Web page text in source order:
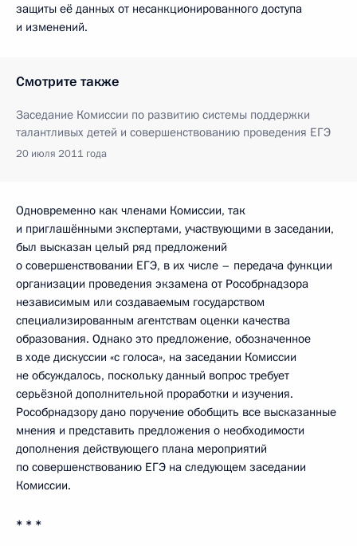
защиты её данных от несанкционированного доступа
и изменений.
Смотрите также
Заседание Комиссии по развитию системы поддержки
талантливых детей и совершенствованию проведения ЕГЭ
20 июля 2011 года
Одновременно как членами Комиссии, так
и приглашёнными экспертами, участвующими в заседании,
был высказан целый ряд предложений
о совершенствовании ЕГЭ, в их числе – передача функции
организации проведения экзамена от Рособрнадзора
независимым или создаваемым государством
специализированным агентствам оценки качества
образования. Однако это предложение, обозначенное
в ходе дискуссии «с голоса», на заседании Комиссии
не обсуждалось, поскольку данный вопрос требует
серьёзной дополнительной проработки и изучения.
Рособрнадзору дано поручение обобщить все высказанные
мнения и представить предложения о необходимости
дополнения действующего плана мероприятий
по совершенствованию ЕГЭ на следующем заседании
Комиссии.
* * *